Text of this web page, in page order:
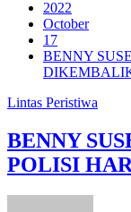
2022
October
17
BENNY
Lintas Peristiwa
BENNY
POLISI